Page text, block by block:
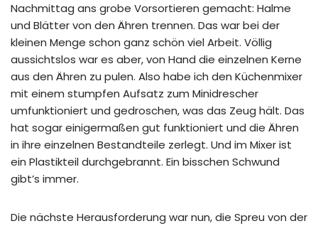
Nachmittag ans grobe Vorsortieren gemacht: Halme
und Blätter von den Ähren trennen. Das war bei der
kleinen Menge schon ganz schön viel Arbeit. Völlig
aussichtslos war es aber, von Hand die einzelnen Kerne
aus den Ähren zu pulen. Also habe ich den Küchenmixer
mit einem stumpfen Aufsatz zum Minidrescher
umfunktioniert und gedroschen, was das Zeug hält. Das
hat sogar einigermaßen gut funktioniert und die Ähren
in ihre einzelnen Bestandteile zerlegt. Und im Mixer ist
ein Plastikteil durchgebrannt. Ein bisschen Schwund
gibt’s immer.
Die nächste Herausforderung war nun, die Spreu von der